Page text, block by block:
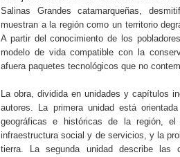
Salinas Grandes catamarqueñas,
muestran a la región como un territorio
A partir del conocimiento de los
modelo de vida compatible con la
afuera paquetes tecnológicos que no
La obra, dividida en unidades y capítulos
autores. La primera unidad está
geográficas e históricas de la región,
infraestructura social y de servicios, y la
tierra. La segunda unidad describe las